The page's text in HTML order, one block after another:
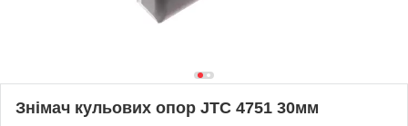
Знімач кульових опор JTC 4751 30мм